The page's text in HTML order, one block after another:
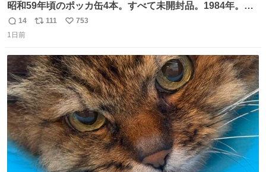
昭和59年頃のポッカ缶4本。すべて未開封品。1984年。P
マーク。昭和レトロ！
返
信
14
リ
ト
数
111
い
数
753
1日前